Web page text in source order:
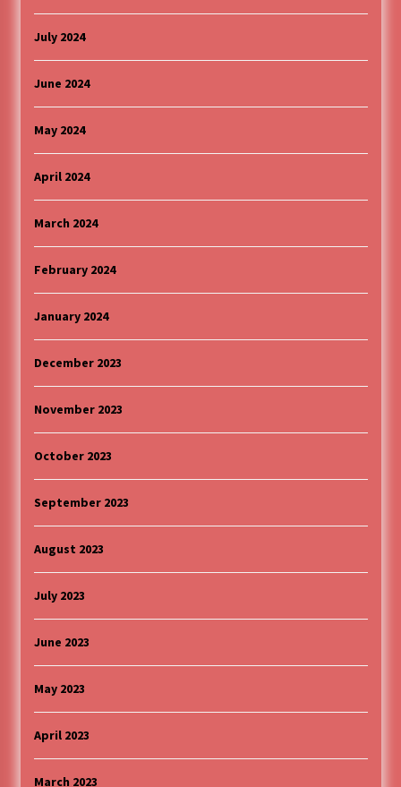
July 2024
June 2024
May 2024
April 2024
March 2024
February 2024
January 2024
December 2023
November 2023
October 2023
September 2023
August 2023
July 2023
June 2023
May 2023
April 2023
March 2023